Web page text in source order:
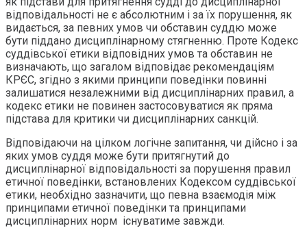
відповідальності не є абсолютним і за їх порушення, як
видається, за певних умов чи обставин суддю може
бути піддано дисциплінарному стягненню. Проте Кодекс
суддівської етики відповідних умов та обставин не
визначають, що загалом відповідає рекомендаціям
КРЄС, згідно з якими принципи поведінки повинні
залишатися незалежними від дисциплінарних правил, а
кодекс етики не повинен застосовуватися як пряма
підстава для критики чи дисциплінарних санкцій.
Відповідаючи на цілком логічне запитання, чи дійсно і за
яких умов суддя може бути притягнутий до
дисциплінарної відповідальності за порушення правил
етичної поведінки, встановлених Кодексом суддівської
етики, необхідно зазначити, що певна взаємодія між
принципами етичної поведінки та принципами
дисциплінарних норм існуватиме завжди.